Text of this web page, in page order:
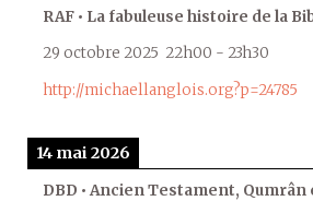
RAF • La fabuleuse histoire de la
29 octobre 2025 22h00 - 23h30
http://michaellanglois.org?p=24785
14 mai 2026
DBD • Ancien Testament,